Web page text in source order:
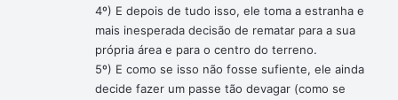
4º) E depois de tudo isso, ele toma a estranha e
mais inesperada decisão de rematar para a sua
própria área e para o centro do terreno.
5º) E como se isso não fosse sufiente, ele ainda
decide fazer um passe tão devagar (como se